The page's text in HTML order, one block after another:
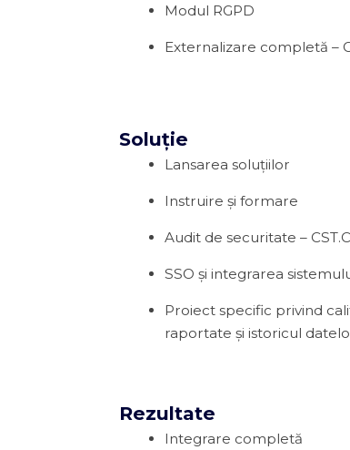
Modul RGPD
Externalizare completă –
Soluție
Lansarea soluțiilor
Instruire și formare
Audit de securitate –
SSO și integrarea
Proiect specific privind
raportate și istoricul
Rezultate
Integrare completă